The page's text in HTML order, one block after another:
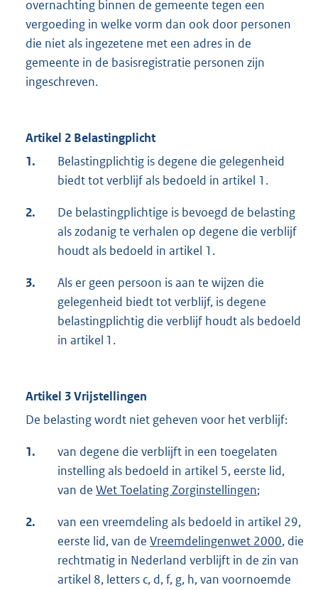
overnachting binnen de gemeente tegen een
vergoeding in welke vorm dan ook door personen
die niet als ingezetene met een adres in de
gemeente in de basisregistratie personen zijn
ingeschreven.
Artikel 2 Belastingplicht
1.
Belastingplichtig is degene die gelegenheid
biedt tot verblijf als bedoeld in artikel 1.
2.
De belastingplichtige is bevoegd de belasting
als zodanig te verhalen op degene die verblijf
houdt als bedoeld in artikel 1.
3.
Als er geen persoon is aan te wijzen die
gelegenheid biedt tot verblijf, is degene
belastingplichtig die verblijf houdt als bedoeld
in artikel 1.
Artikel 3 Vrijstellingen
De belasting wordt niet geheven voor het verblijf:
1.
van degene die verblijft in een toegelaten
instelling als bedoeld in artikel 5, eerste lid,
van de Wet Toelating Zorginstellingen;
2.
van een vreemdeling als bedoeld in artikel 29,
eerste lid, van de Vreemdelingenwet 2000, die
rechtmatig in Nederland verblijft in de zin van
artikel 8, letters c, d, f, g, h, van voornoemde